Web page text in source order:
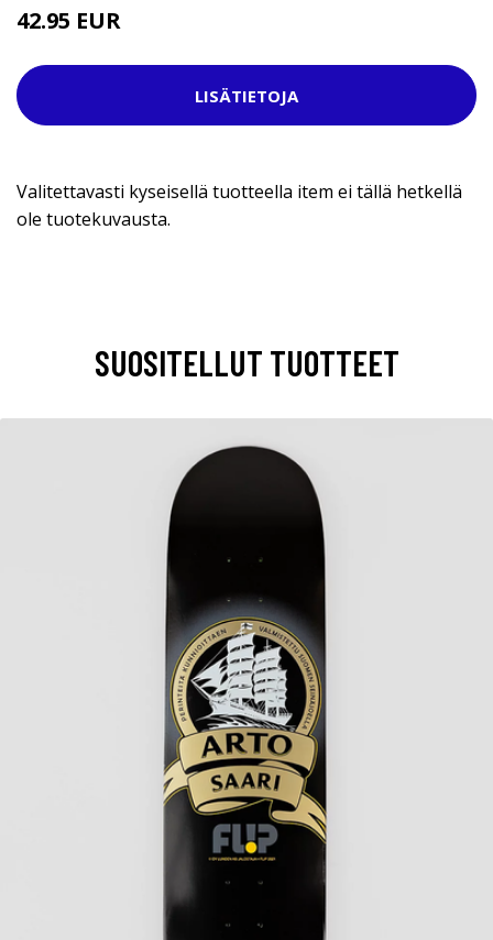
42.95 EUR
LISÄTIETOJA
Valitettavasti kyseisellä tuotteella item ei tällä hetkellä
ole tuotekuvausta.
SUOSITELLUT TUOTTEET